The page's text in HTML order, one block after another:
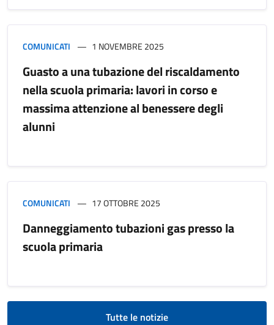
COMUNICATI 1 NOVEMBRE 2025
Guasto a una tubazione del riscaldamento
nella scuola primaria: lavori in corso e
massima attenzione al benessere degli
alunni
COMUNICATI 17 OTTOBRE 2025
Danneggiamento tubazioni gas presso la
scuola primaria
Tutte le notizie